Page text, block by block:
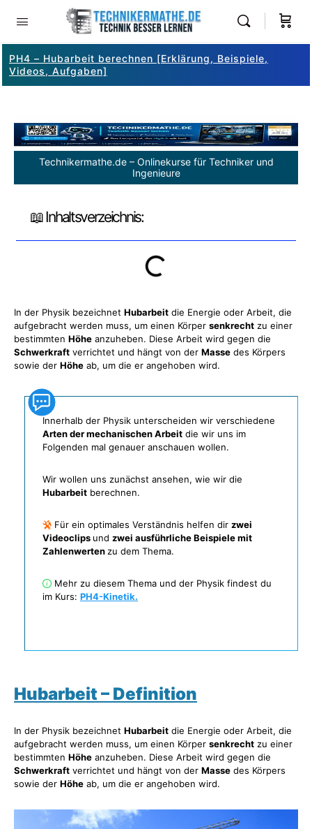
PH4 – Hubarbeit berechnen [Erklärung, Beispiele,
Videos, Aufgaben]
Technikermathe.de – Onlinekurse für Techniker und
Ingenieure
📖 Inhaltsverzeichnis:
In der Physik bezeichnet Hubarbeit die Energie oder Arbeit, die
aufgebracht werden muss, um einen Körper senkrecht zu einer
bestimmten Höhe anzuheben. Diese Arbeit wird gegen die
Schwerkraft verrichtet und hängt von der Masse des Körpers
sowie der Höhe ab, um die er angehoben wird.
Innerhalb der Physik unterscheiden wir verschiedene
Arten der mechanischen Arbeit die wir uns im
Folgenden mal genauer anschauen wollen.
Wir wollen uns zunächst ansehen, wie wir die
Hubarbeit berechnen.
Für ein optimales Verständnis helfen dir zwei
Videoclips und zwei ausführliche Beispiele mit
Zahlenwerten zu dem Thema.
Mehr zu diesem Thema und der Physik findest du
im Kurs: PH4-Kinetik.
Hubarbeit – Definition
In der Physik bezeichnet Hubarbeit die Energie oder Arbeit, die
aufgebracht werden muss, um einen Körper senkrecht zu einer
bestimmten Höhe anzuheben. Diese Arbeit wird gegen die
Schwerkraft verrichtet und hängt von der Masse des Körpers
sowie der Höhe ab, um die er angehoben wird.